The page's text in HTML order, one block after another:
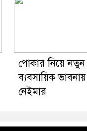
পোকার নিয়ে নতুন
ব্যবসায়িক ভাবনায়
নেইমার